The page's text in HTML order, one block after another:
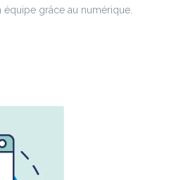
grâce au numérique.